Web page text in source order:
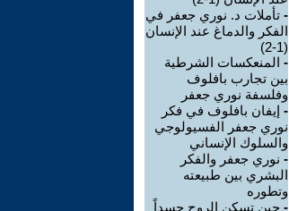
- تأملات د. نوري جعفر في
الفكر والدماغ عند الإنسان
(1-2)
- المنعكسات الشرطية
بين تجارب بافلوف
وفلسفة نوري جعفر
- إيفان بافلوف في فكر
نوري جعفر الفسيولوجي
والسلوك الإنساني
- نوري جعفر والفكر
البشري بين طبيعته
وتطوره
- حين تسكن الروح جسداً